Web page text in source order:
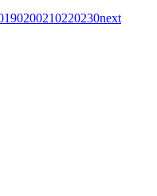
190200210220230next